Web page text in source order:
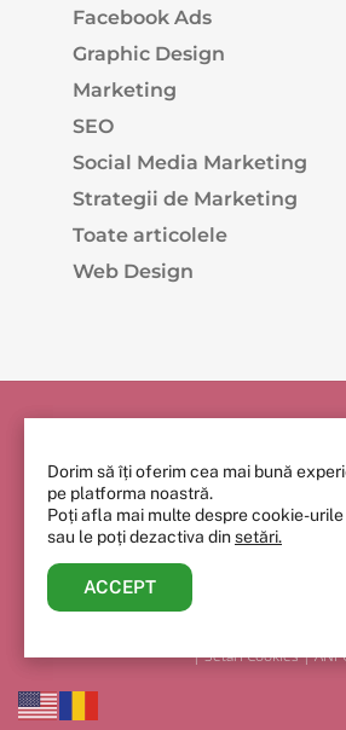
Facebook Ads
Graphic Design
Marketing
SEO
Social Media Marketing
Strategii de Marketing
Toate articolele
Web Design
Top
| Setări Cookies |
Dorim să îți oferim cea mai bună
pe platforma noastră.
Poți afla mai multe despre cookie-
sau le poți dezactiva dinsetări.
ACCEPT